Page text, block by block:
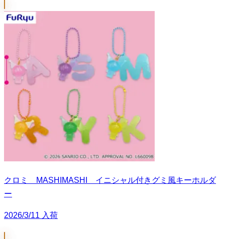
クロミ MASHIMASHI イニシャル付きグミ風キーホルダ
ー
2026/3/11 入荷